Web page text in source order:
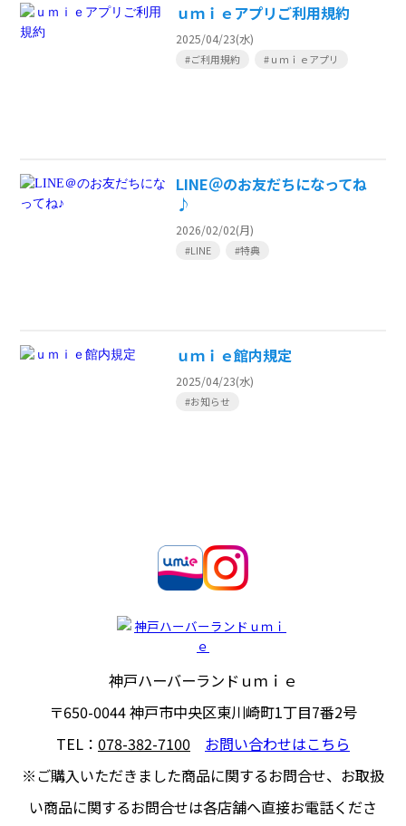
ｕｍｉｅアプリご利用規約
2025/04/23(水)
#ご利用規約 #ｕｍｉｅアプリ
LINE＠のお友だちになってね
♪
2026/02/02(月)
#LINE #特典
ｕｍｉｅ館内規定
2025/04/23(水)
#お知らせ
神戸ハーバーランドｕｍｉｅ
〒650-0044神戸市中央区東川崎町1丁目7番2号
TEL： 078-382-7100
お問い合わせはこちら
※ご購入いただきました商品に関するお問合せ、 お取扱
い商品に関するお問合せは各店舗へ直接お電話くださ